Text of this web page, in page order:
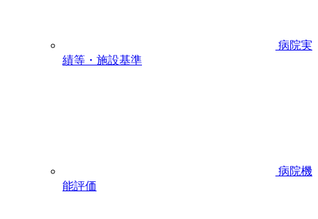
病院実
績等・施設基準
病院機
能評価